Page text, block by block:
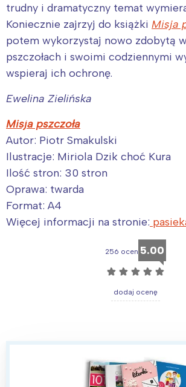
trudny i dramatyczny temat
Koniecznie zajrzyj do książki Misja
potem wykorzystaj nowo zdobytą
pszczołach i swoimi codziennymi
wspieraj ich ochronę.
Ewelina Zielińska
Misja pszczoła
Autor: Piotr Smakulski
Ilustracje: Miriola Dzik choć Kura
Ilość stron: 30 stron
Oprawa: twarda
Format: A4
Więcej informacji na stronie:
256 ocen 5.00
☆ ☆ ☆ ☆ ☆
dodaj ocenę